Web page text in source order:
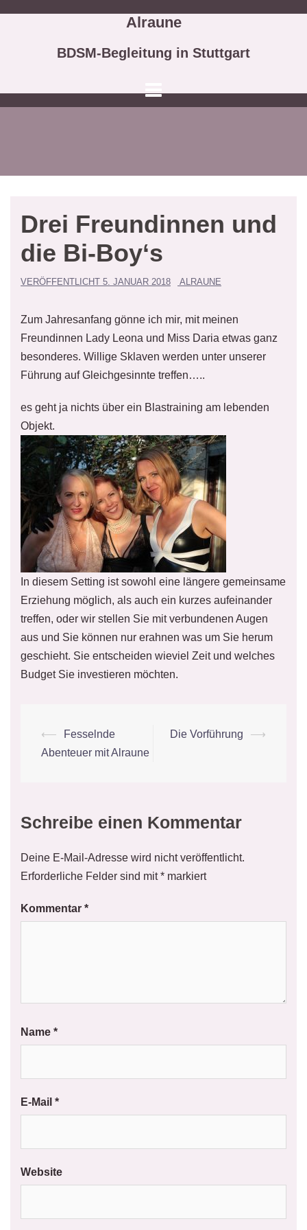
Alraune
BDSM-Begleitung in Stuttgart
Drei Freundinnen und
die Bi-Boy‘s
VERÖFFENTLICHT 5. JANUAR 2018 ALRAUNE
Zum Jahresanfang gönne ich mir, mit meinen
Freundinnen Lady Leona und Miss Daria etwas ganz
besonderes. Willige Sklaven werden unter unserer
Führung auf Gleichgesinnte treffen…..
es geht ja nichts über ein Blastraining am lebenden
Objekt.
In diesem Setting ist sowohl eine längere gemeinsame
Erziehung möglich, als auch ein kurzes aufeinander
treffen, oder wir stellen Sie mit verbundenen Augen
aus und Sie können nur erahnen was um Sie herum
geschieht. Sie entscheiden wieviel Zeit und welches
Budget Sie investieren möchten.
Beitrags-
Navigation
⟵
Fesselnde
Abenteuer mit Alraune
Die Vorführung ⟶
Schreibe einen Kommentar
Deine E-Mail-Adresse wird nicht veröffentlicht.
Erforderliche Felder sind mit* markiert
Kommentar *
Name *
E-Mail *
Website